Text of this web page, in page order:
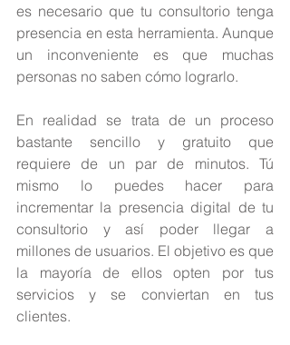
es necesario que tu consultorio tenga
presencia en esta herramienta. Aunque
un inconveniente es que muchas
personas no saben cómo lograrlo.
En realidad se trata de un proceso
bastante sencillo y gratuito que
requiere de un par de minutos. Tú
mismo lo puedes hacer para
incrementar la presencia digital de tu
consultorio y así poder llegar a
millones de usuarios. El objetivo es que
la mayoría de ellos opten por tus
servicios y se conviertan en tus
clientes.